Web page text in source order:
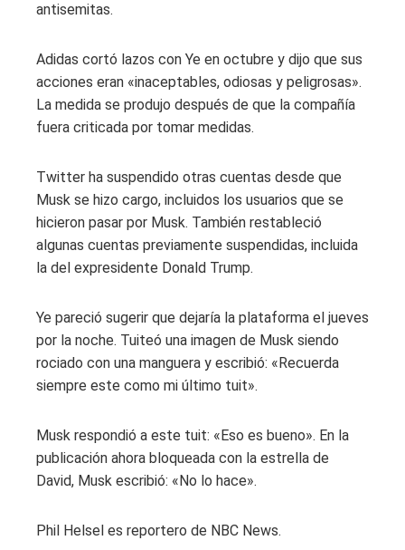
antisemitas.
Adidas cortó lazos con Ye en octubre y dijo que sus
acciones eran «inaceptables, odiosas y peligrosas».
La medida se produjo después de que la compañía
fuera criticada por tomar medidas.
Twitter ha suspendido otras cuentas desde que
Musk se hizo cargo, incluidos los usuarios que se
hicieron pasar por Musk. También restableció
algunas cuentas previamente suspendidas, incluida
la del expresidente Donald Trump.
Ye pareció sugerir que dejaría la plataforma el jueves
por la noche. Tuiteó una imagen de Musk siendo
rociado con una manguera y escribió: «Recuerda
siempre este como mi último tuit».
Musk respondió a este tuit: «Eso es bueno». En la
publicación ahora bloqueada con la estrella de
David, Musk escribió: «No lo hace».
Phil Helsel es reportero de NBC News.